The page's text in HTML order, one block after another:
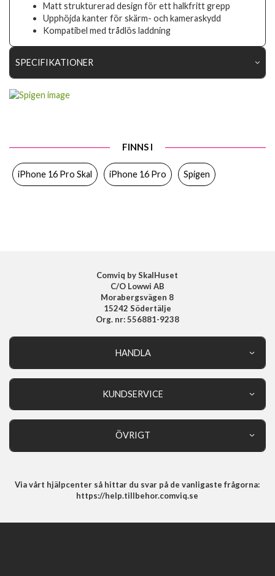
Matt strukturerad design för ett halkfritt grepp
Upphöjda kanter för skärm- och kameraskydd
Kompatibel med trådlös laddning
SPECIFIKATIONER
Trådlös laddning-kompatibel
Färg
FINNS I
iPhone 16 Pro Skal iPhone 16 Pro Spigen
Comviq by SkalHuset
C/O Lowwi AB
Morabergsvägen 8
15242 Södertälje
Org. nr: 556881-9238
HANDLA
KUNDSERVICE
ÖVRIGT
Integritetspolicy
Via vårt hjälpcenter så hittar du svar på de vanligaste frågorna:
https://help.tillbehor.comviq.se